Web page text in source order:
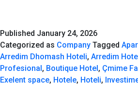
Published January 24, 2026
Categorized as Company Tagged
Arredim Dhomash Hoteli, Arredim
Profesional, Boutique Hotel, Çmime
Exelent space, Hotele, Hoteli,